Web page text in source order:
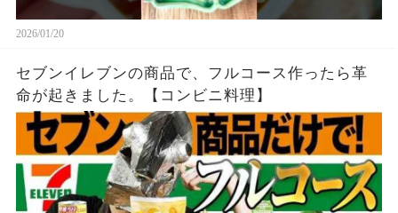
2026/01/20
セブンイレブンの商品で、フルコース作ったら革
命が起きました。【コンビニ料理】